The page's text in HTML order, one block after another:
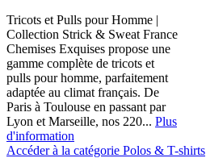
Tricots et Pulls pour Homme |
Collection Strick & Sweat France
Chemises Exquises propose une
gamme complète de tricots et
pulls pour homme, parfaitement
adaptée au climat français. De
Paris à Toulouse en passant par
Lyon et Marseille, nos 220... Plus
d'information
Accéder à la catégorie Polos & T-shirts